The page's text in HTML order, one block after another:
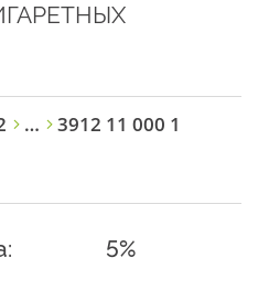
… 3912 11 000 1
5%